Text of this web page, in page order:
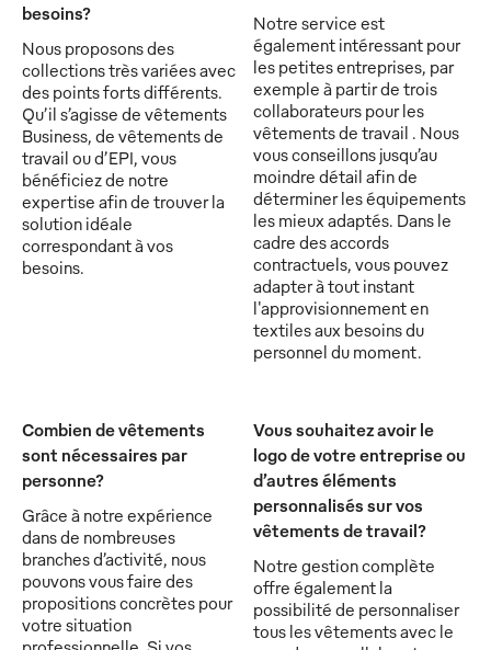
besoins?
Nous proposons des
collections très variées avec
des points forts différents.
Qu’il s’agisse de vêtements
Business, de vêtements de
travail ou d’EPI, vous
bénéficiez de notre
expertise afin de trouver la
solution idéale
correspondant à vos
besoins.
Notre service est
également intéressant pour
les petites entreprises, par
exemple à partir de trois
collaborateurs pour les
vêtements de travail . Nous
vous conseillons jusqu’au
moindre détail afin de
déterminer les équipements
les mieux adaptés. Dans le
cadre des accords
contractuels, vous pouvez
adapter à tout instant
l'approvisionnement en
textiles aux besoins du
personnel du moment.
Combien de vêtements
sont nécessaires par
personne?
Grâce à notre expérience
dans de nombreuses
branches d’activité, nous
pouvons vous faire des
propositions concrètes pour
votre situation
Vous souhaitez avoir le
logo de votre entreprise ou
d’autres éléments
personnalisés sur vos
vêtements de travail?
Notre gestion complète
offre également la
possibilité de personnaliser
tous les vêtements avec le